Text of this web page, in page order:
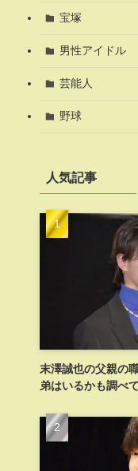
宝塚
男性アイドル
芸能人
野球
人気記事
末澤誠也の父親の
弟はいるかも調べ